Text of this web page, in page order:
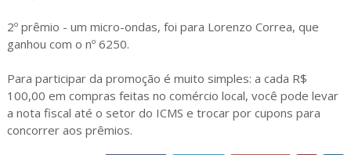
2º prêmio - um micro-ondas, foi para Lorenzo Correa, que
ganhou com o nº 6250.
Para participar da promoção é muito simples: a cada R$
100,00 em compras feitas no comércio local, você pode levar
a nota fiscal até o setor do ICMS e trocar por cupons para
concorrer aos prêmios.